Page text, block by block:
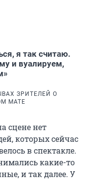
я так считаю.
и вуалируем,
ЗРИТЕЛЕЙ О
МАТЕ
сцене нет
которых сейчас
в спектакле.
какие-то
и так далее. У